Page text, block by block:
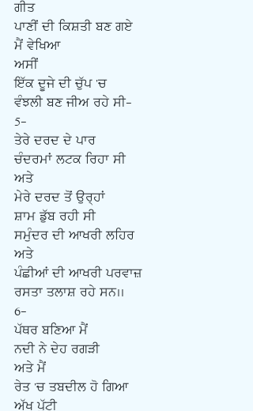
ਗੀਤ
ਪਾਣੀਂ ਦੀ ਕਿਸ਼ਤੀ ਬਣ ਗਏ
ਮੈਂ ਵੇਖਿਆ
ਅਸੀਂ
ਇੱਕ ਦੂਜੇ ਦੀ ਚੁੱਪ 'ਚ
ਵੰਝਲੀ ਬਣ ਜੀਅ ਰਹੇ ਸੀ-
5-
ਤੇਰੇ ਦਰਦ ਦੇ ਪਾਰ
ਚੰਦਰਮਾਂ ਲਟਕ ਰਿਹਾ ਸੀ
ਅਤੇ
ਮੇਰੇ ਦਰਦ ਤੋਂ ਉਰ੍ਹਾਂ
ਸ਼ਾਮ ਡੁੱਬ ਰਹੀ ਸੀ
ਸਮੁੰਦਰ ਦੀ ਆਖਰੀ ਲਹਿਰ
ਅਤੇ
ਪੰਛੀਆਂ ਦੀ ਆਖਰੀ ਪਰਵਾਜ਼
ਰਸਤਾ ਤਲਾਸ਼ ਰਹੇ ਸਨ..
6-
ਪੱਥਰ ਬਣਿਆ ਮੈਂ
ਨਦੀ ਨੇ ਦੇਹ ਰਗੜੀ
ਅਤੇ ਮੈਂ
ਰੇਤ 'ਚ ਤਬਦੀਲ ਹੋ ਗਿਆ
ਅੱਖ ਪੁੱਟੀ